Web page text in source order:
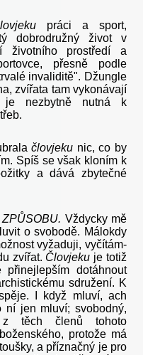
práci a sport,
dobrodružný život v
životního prostředí a
přesně podle
invaliditě". Džungle
zvířata tam vykonávají
je nezbytně nutná k
človjeku nic, co by
Spíš se však kloním k
a dává zbytečné
ZPŮSOBU. Vždycky mě
o svobodě. Málokdy
vyžaduji, vyčítám-
zvířat. Človjeku je totiž
dotáhnout
sdružení. K
I když mluví, ach
ní jen mluví; svobodný,
těch členů tohoto
protože má
a příznačný je pro